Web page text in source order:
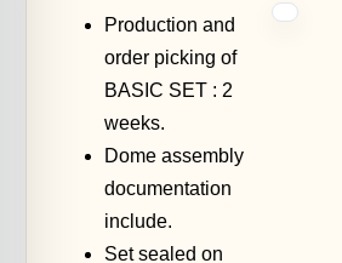
Production and
order picking of
BASIC SET : 2
weeks.
Dome assembly
documentation
include.
Set sealed on